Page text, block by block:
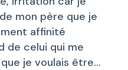
mon père que je
affinité
de celui qui me
je voulais être…